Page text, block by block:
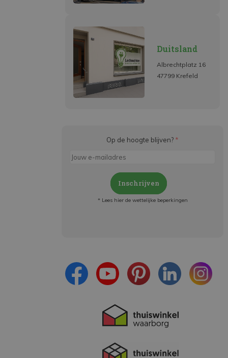
Duitsland
Albrechtplatz 16
47799 Krefeld
Op de hoogte blijven? *
Inschrijven
* Lees hier de wettelijke beperkingen